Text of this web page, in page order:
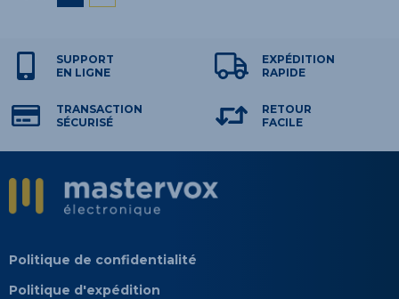
SUPPORT
EN LIGNE
EXPÉDITION
RAPIDE
TRANSACTION
SÉCURISÉ
RETOUR
FACILE
Politique de confidentialité
Politique d'expédition